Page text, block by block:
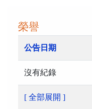
榮譽
公告日期
沒有紀錄
[ 全部展開 ]